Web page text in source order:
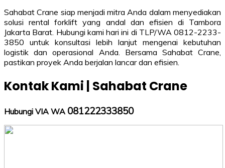
Sahabat Crane siap menjadi mitra Anda dalam menyediakan
solusi rental forklift yang andal dan efisien di Tambora
Jakarta Barat. Hubungi kami hari ini di TLP/WA 0812-2233-
3850 untuk konsultasi lebih lanjut mengenai kebutuhan
logistik dan operasional Anda. Bersama Sahabat Crane,
pastikan proyek Anda berjalan lancar dan efisien.
Kontak Kami | Sahabat Crane
Hubungi VIA WA 081222333850